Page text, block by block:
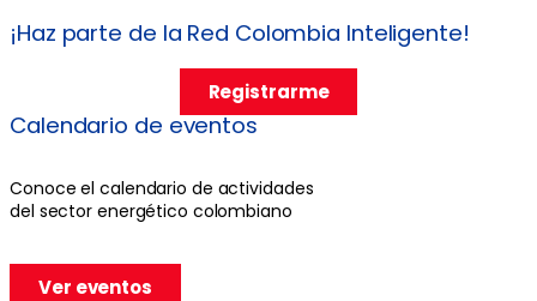
¡Haz parte de la Red Colombia Inteligente!
Registrarme
Calendario de eventos
Conoce el calendario de actividades
del sector energético colombiano
Ver eventos